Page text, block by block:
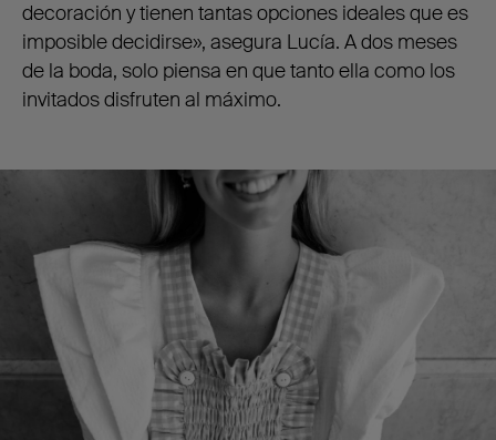
decoración y tienen tantas opciones ideales que es
imposible decidirse», asegura Lucía. A dos meses
de la boda, solo piensa en que tanto ella como los
invitados disfruten al máximo.